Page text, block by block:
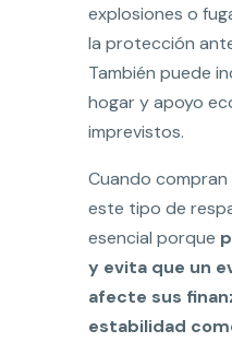
explosiones o
la protección
También puede
hogar y apoyo
imprevistos.
Cuando
este tipo de
esencial porque
y evita que un
afecte sus
estabilidad